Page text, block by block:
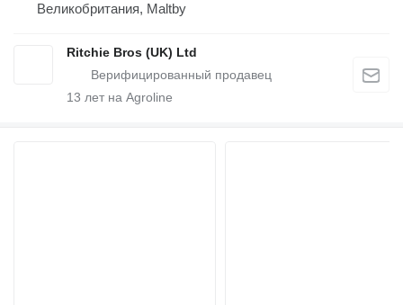
Великобритания, Maltby
Ritchie Bros (UK) Ltd
13 лет на Agroline